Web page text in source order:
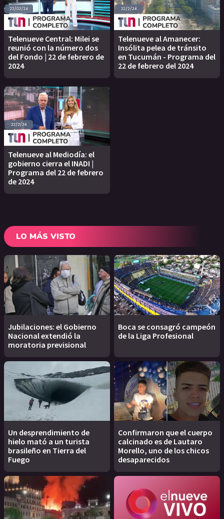
Telenueve Central: Milei se
reunió con la número dos
del Fondo | 22 de febrero de
2024
Telenueve al Amanecer:
Insólita pelea de tránsito
en Tucumán - Programa del
22 de febrero del 2024
Telenueve al Mediodía: el
gobierno cierra el INADI |
Programa del 22 de febrero
de 2024
LO MÁS VISTO
Jubilaciones: el Gobierno
Nacional extendió la
moratoria previsional
Boca se consagró campeón
de la Liga Profesional
Un desprendimiento de
hielo mató a un turista
brasileño en Tierra del
Fuego
Confirmaron que el cuerpo
calcinado es de Lautaro
Morello, uno de los chicos
desaparecidos